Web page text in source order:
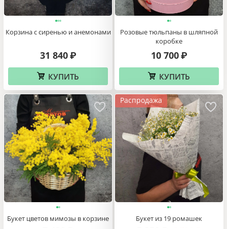
Корзина с сиренью и анемонами
31 840 ₽
КУПИТЬ
Розовые тюльпаны в шляпной
коробке
10 700 ₽
КУПИТЬ
Букет цветов мимозы в корзине
Распродажа
Букет из 19 ромашек